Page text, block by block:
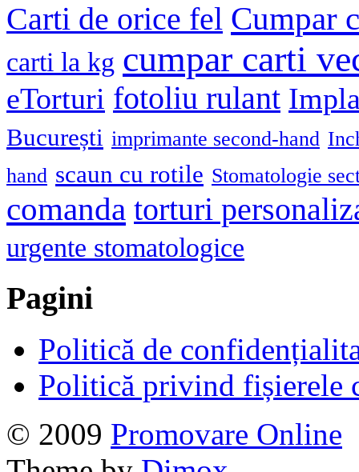
Carti de orice fel Cumpar
carti la kg cumpar carti
eTorturi fotoliu rulant
București imprimante second-hand
hand scaun cu rotile Stomatologie
comanda torturi
urgente stomatologice
Pagini
Politică de
Politică privind fișierele
© 2009 Promovare Online